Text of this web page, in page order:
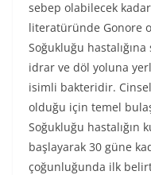
sebep olabilecek
literatüründe Gonore
Soğukluğu
idrar ve döl yoluna
isimli bakteridir.
olduğu için temel
Soğukluğu hastalığın
başlayarak 30 güne
çoğunluğunda ilk